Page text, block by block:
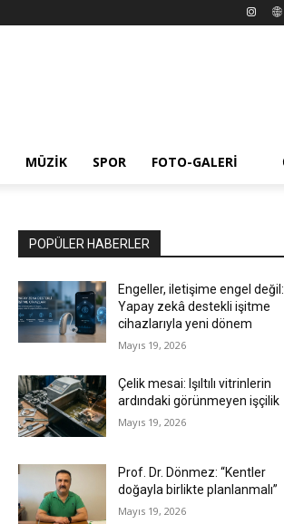
MÜZIK SPOR FOTO-GALERI
POPÜLER HABERLER
Engeller, iletişime engel değil:
Yapay zekâ destekli işitme
cihazlarıyla yeni dönem
Mayıs 19, 2026
Çelik mesai: Işıltılı vitrinlerin
ardındaki görünmeyen işçilik
Mayıs 19, 2026
Prof. Dr. Dönmez: “Kentler
doğayla birlikte planlanmalı”
Mayıs 19, 2026